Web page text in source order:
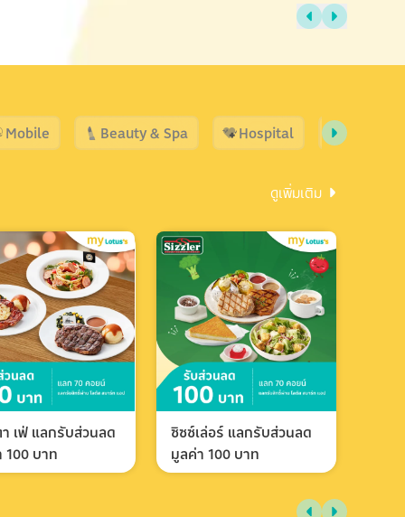
กร
Mobile Beauty & Spa Hospital Shopping
ดูเพิ่มเติม
เฟ่ แลกรับส่วนลด
100 บาท
ซิซซ์เล่อร์ แลกรับส่วนลด
มูลค่า 100 บาท